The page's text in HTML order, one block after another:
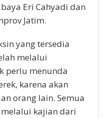
Eri Cahyadi dan
Jatim.
yang tersedia
melalui
perlu menunda
karena akan
orang lain. Semua
kajian dari